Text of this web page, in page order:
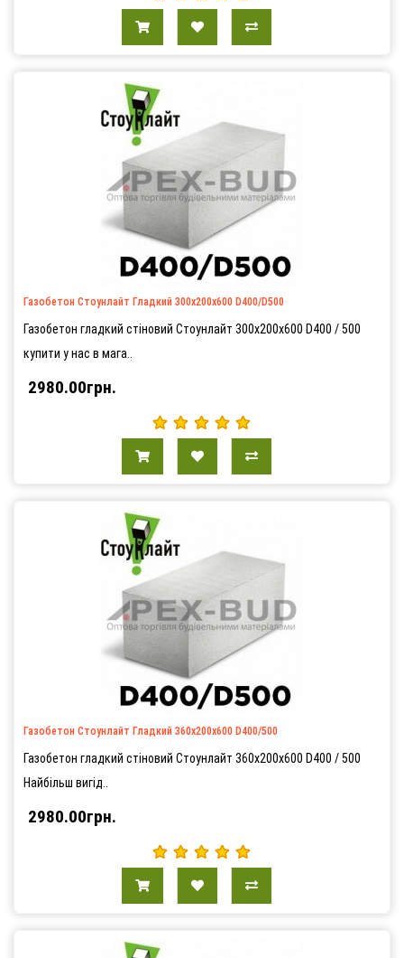
Газобетон Стоунлайт Гладкий 300х200х600 D400/D500
Газобетон гладкий стіновий Стоунлайт 300х200х600 D400 / 500
купити у нас в мага..
2980.00грн.
Газобетон Стоунлайт Гладкий 360х200х600 D400/500
Газобетон гладкий стіновий Стоунлайт 360х200х600 D400 / 500
Найбільш вигід..
2980.00грн.